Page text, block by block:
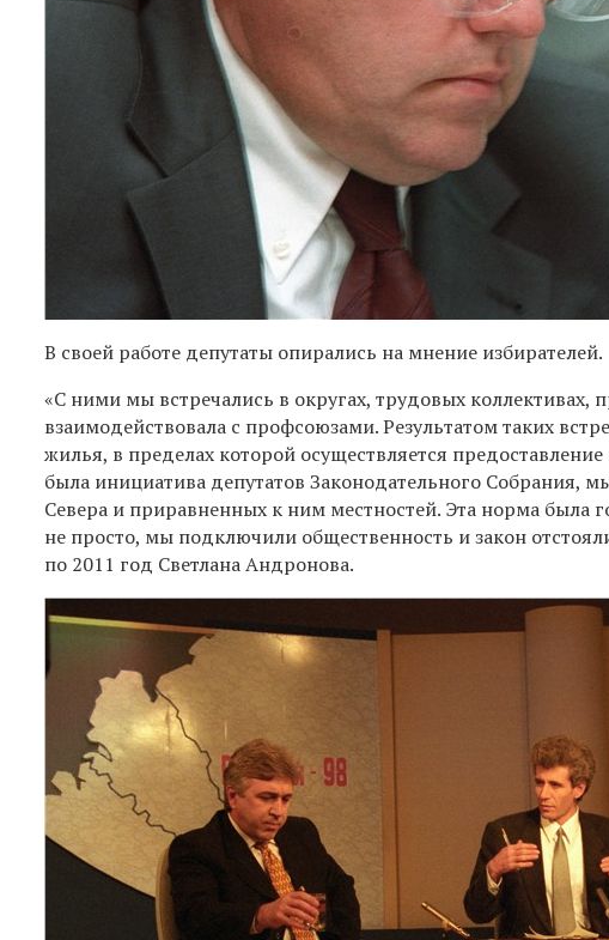
В своей работе депутаты опирались на мнение избирателей.
«С ними мы встречались в округах, трудовых коллективах,
взаимодействовала с профсоюзами. Результатом таких
жилья, в пределах которой осуществляется
была инициатива депутатов Законодательного Собрания,
Севера и приравненных к ним местностей. Эта норма была
не просто, мы подключили общественность и закон
по 2011 год Светлана Андронова.